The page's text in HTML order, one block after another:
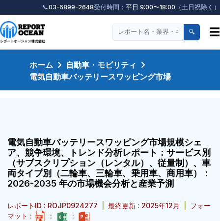
📞03-6899-2648受付時間： 平日 9:00〜18:00 （土日祝除く）
🔍 ☰
ホーム
自動車・モビリティ
電気自動車バッテリースワッピング市場
電気自動車バッテリースワッピング市場規模シェ
ア、競争環境、トレンド分析レポート：サービス別
（サブスクリプション（レンタル）、従量制）、車
両タイプ別（二輪車、三輪車、乗用車、商用車）：
2026-2035 年の市場機会分析と産業予測
レポートID : ROJP0924277 最終更新 : 2025年12月
フォー
マット :
: :